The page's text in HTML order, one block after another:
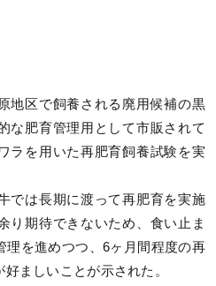
地区で飼養される廃用候補の黒
な肥育管理用として市販されて
ラを用いた再肥育飼養試験を実
では長期に渡って再肥育を実施
り期待できないため、食い止ま
理を進めつつ、6ヶ月間程度の再
ましいことが示された。